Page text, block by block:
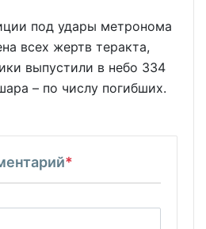
под удары метронома
всех жертв теракта,
выпустили в небо 334
– по числу погибших.
*